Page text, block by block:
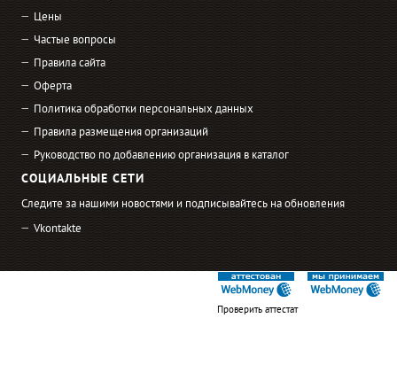
Цены
Частые вопросы
Правила сайта
Оферта
Политика обработки персональных данных
Правила размещения организаций
Руководство по добавлению организация в каталог
СОЦИАЛЬНЫЕ СЕТИ
Следите за нашими новостями и подписывайтесь на обновления
Vkontakte
Проверить аттестат